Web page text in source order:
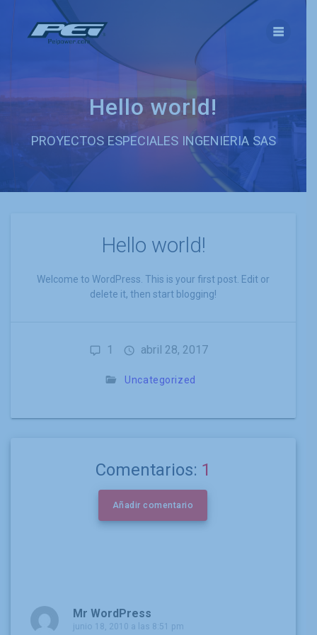
Hello world!
PROYECTOS ESPECIALES INGENIERIA SAS
Hello world!
Welcome to WordPress. This is your first post. Edit or
delete it, then start blogging!
1 abril 28, 2017
Uncategorized
Comentarios: 1
Añadir comentario
Mr WordPress
junio 18, 2010 a las 8:51 pm